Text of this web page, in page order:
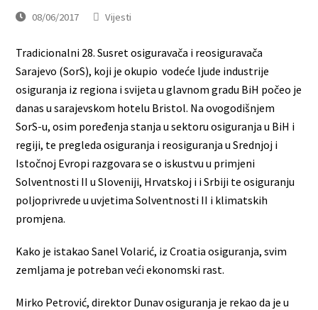
08/06/2017 Vijesti
Tradicionalni 28. Susret osiguravača i reosiguravača
Sarajevo (SorS), koji je okupio vodeće ljude industrije
osiguranja iz regiona i svijeta u glavnom gradu BiH počeo je
danas u sarajevskom hotelu Bristol. Na ovogodišnjem
SorS-u, osim poređenja stanja u sektoru osiguranja u BiH i
regiji, te pregleda osiguranja i reosiguranja u Srednjoj i
Istočnoj Evropi razgovara se o iskustvu u primjeni
Solventnosti II u Sloveniji, Hrvatskoj i i Srbiji te osiguranju
poljoprivrede u uvjetima Solventnosti II i klimatskih
promjena.
Kako je istakao Sanel Volarić, iz Croatia osiguranja, svim
zemljama je potreban veći ekonomski rast.
Mirko Petrović, direktor Dunav osiguranja je rekao da je u